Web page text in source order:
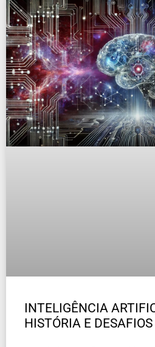
INTELIGÊNCIA
HISTÓRIA E DESAFIOS